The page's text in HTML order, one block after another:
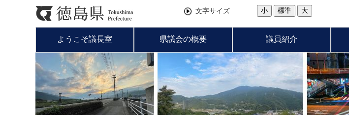
文字サイズ 小 標準 大
ようこそ議長室 県議会の概要 議員紹介